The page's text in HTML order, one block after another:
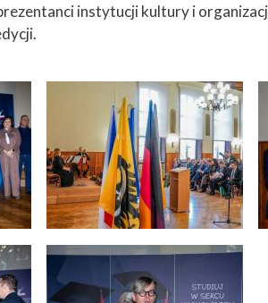
instytucji kultury i
Image